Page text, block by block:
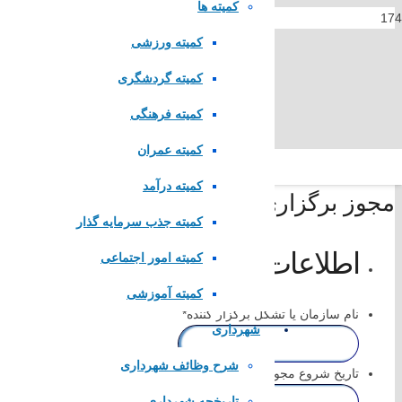
کمیته ها
کمیته ورزشی
کمیته گردشگری
کمیته فرهنگی
کمیته عمران
کمیته درآمد
کمیته جذب سرمایه گذار
کمیته امور اجتماعی
کمیته آموزشی
شهرداری
شرح وظائف شهرداری
مجوز برگزاری ایستگاه سلامت
اطلاعات متقاضی
نام سازمان یا تشکل برگزار کننده*
تاریخ شروع مجوز درخواستی*
یگاه اطلاع رسانی مقام معظم رهبری
پایگاه اطلاع رسانی ریاست جمهوری
وزارت کشور
مجلس شورای اسلامی
قوه قضاییه کشور